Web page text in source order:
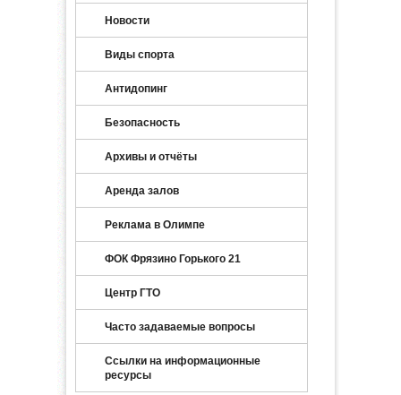
Новости
Виды спорта
Антидопинг
Безопасность
Архивы и отчёты
Аренда залов
Реклама в Олимпе
ФОК Фрязино Горького 21
Центр ГТО
Часто задаваемые вопросы
Ссылки на информационные
ресурсы